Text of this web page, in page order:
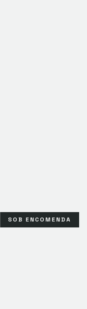
SOB ENCOMENDA